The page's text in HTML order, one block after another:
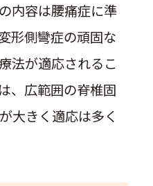
内容は腰痛症に準
形側彎症の頑固な
法が適応されるこ
、広範囲の脊椎固
大きく適応は多く